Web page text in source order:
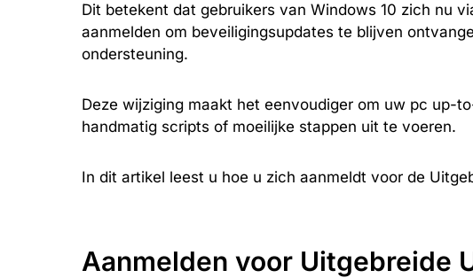
Dit betekent dat gebruikers van Windows 10 zich nu
aanmelden om beveiligingsupdates te blijven
ondersteuning.
Deze wijziging maakt het eenvoudiger om uw pc up-
handmatig scripts of moeilijke stappen uit te voeren.
In dit artikel leest u hoe u zich aanmeldt voor de
Aanmelden voor Uitgebreide